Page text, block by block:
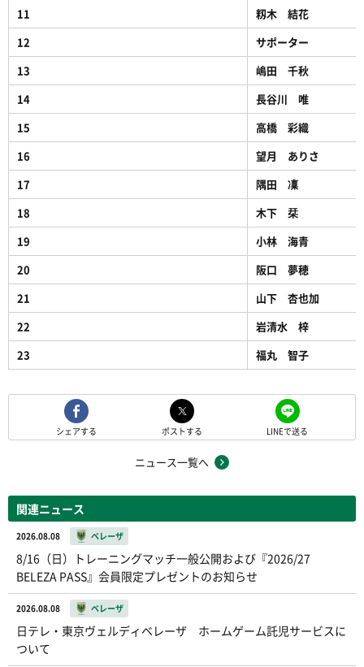
11
籾木 結花
12
サポーター
13
嶋田 千秋
14
長谷川 唯
15
高橋 彩織
16
望月 ありさ
17
隅田 凜
18
木下 栞
19
小林 海青
20
阪口 夢穂
21
山下 杏也加
22
岩清水 梓
23
福丸 智子
シェアする ポストする LINEで送る
ニュース一覧へ
関連ニュース
2026.08.08 ベレーザ
8/16（日）トレーニングマッチ一般公開および『2026/27
BELEZA PASS』会員限定プレゼントのお知らせ
2026.08.08 ベレーザ
日テレ・東京ヴェルディベレーザ ホームゲーム託児サービスに
ついて